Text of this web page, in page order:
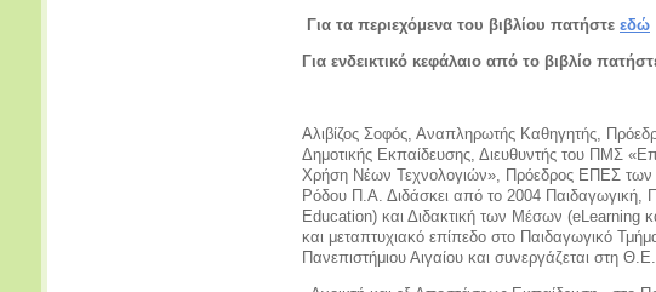
Για τα περιεχόμενα του βιβλίου πατήστε εδώ
Για ενδεικτικό κεφάλαιο από το βιβλίο
Αλιβίζος Σοφός, Αναπληρωτής Καθηγητής,
Δημοτικής Εκπαίδευσης, Διευθυντής του ΠΜΣ
Χρήση Νέων Τεχνολογιών», Πρόεδρος ΕΠΕΣ των
Ρόδου Π.Α. Διδάσκει από το 2004
Education) και Διδακτική των Μέσων (eLearning
και μεταπτυχιακό επίπεδο στο Παιδαγωγικό
Πανεπιστήμιου Αιγαίου και συνεργάζεται στη